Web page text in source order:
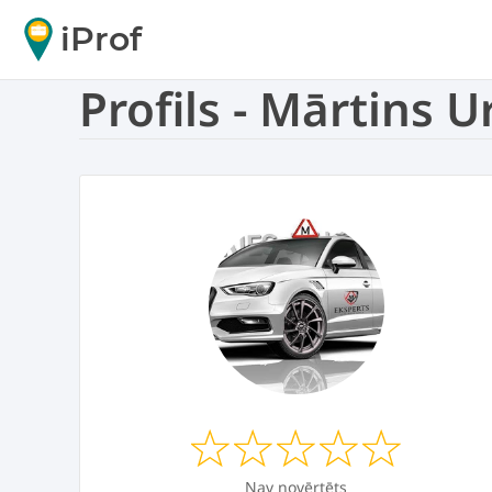
iProf
Profils - Mārtins
Nav novērtēts